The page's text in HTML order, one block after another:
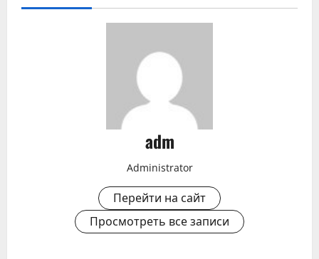
adm
Administrator
Перейти на сайт
Просмотреть все записи